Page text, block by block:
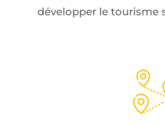
développer le tourisme